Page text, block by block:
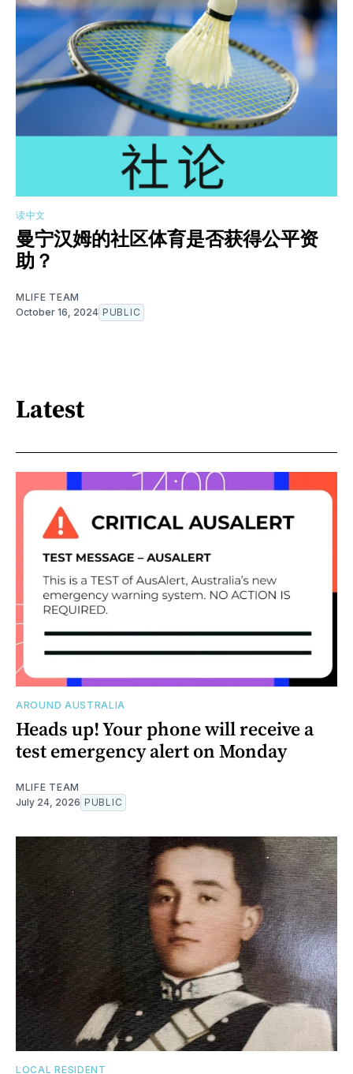
读中文
曼宁汉姆的社区体育是否获得公平资
助？
MLIFE TEAM
October 16, 2024 PUBLIC
Latest
AROUND AUSTRALIA
Heads up! Your phone will receive a
test emergency alert on Monday
MLIFE TEAM
July 24, 2026 PUBLIC
LOCAL RESIDENT